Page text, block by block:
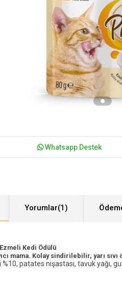
Whatsapp Destek
Yorumlar(1)
Kedi Ödülü
mama. Kolay sindirilebilir, yarı
patates nişastası, tavuk yağı,